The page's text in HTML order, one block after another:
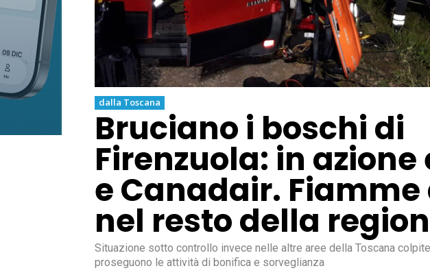
dalla Toscana
Bruciano i boschi di
Firenzuola: in
e Canadair.
nel resto della
Situazione sotto controllo invece nelle altre aree della Toscana
proseguono le attività di bonifica e sorveglianza